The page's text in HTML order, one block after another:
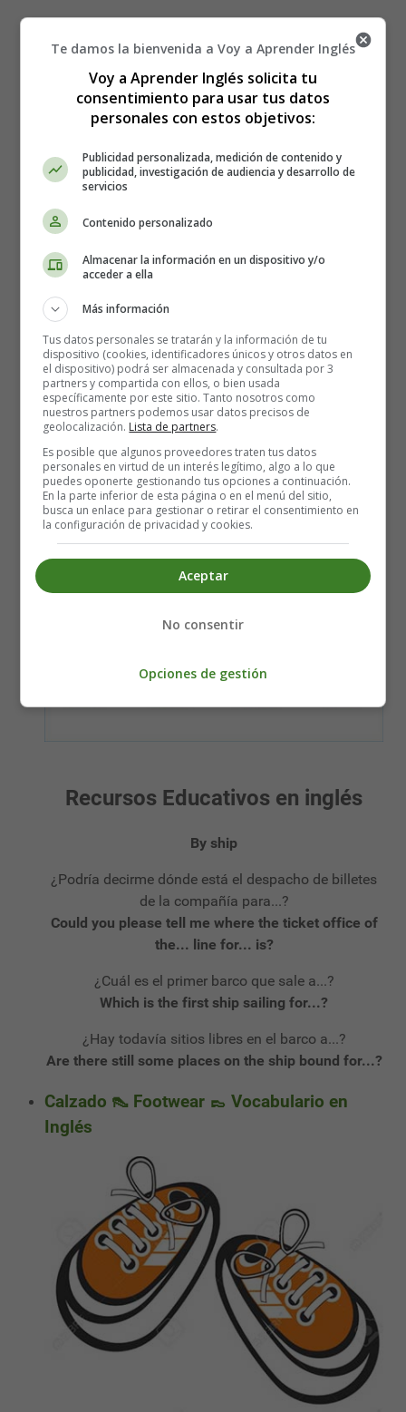
Recursos Educativos en inglés
By public transport
¿Me podría decir dónde hay una estación de metro?
¿Podría indicarme dónde hay una parada del tranvía
Could you please tell me where the stop of tram
I have to go to... street.
By ship - Vocabulario en Inglés - English
Vocabulary
Recursos Educativos en inglés
By ship
¿Podría decirme dónde está el despacho de billetes
de la compañía para...?
Could you please tell me where the ticket office of
the... line for... is?
¿Cuál es el primer barco que sale a...?
Which is the first ship sailing for...?
¿Hay todavía sitios libres en el barco a...?
Are there still some places on the ship bound for...?
Calzado 👠 Footwear 👞 Vocabulario en
Inglés
Te damos la bienvenida a Voy a Aprender Inglés
Voy a Aprender Inglés solicita tu
consentimiento para usar tus datos
personales con estos objetivos:
Publicidad personalizada, medición de contenido y
publicidad, investigación de audiencia y desarrollo de
servicios
Contenido personalizado
Almacenar la información en un dispositivo y/o
acceder a ella
Más información
Tus datos personales se tratarán y la información de tu
dispositivo (cookies, identificadores únicos y otros datos en
el dispositivo) podrá ser almacenada y consultada por 3
partners y compartida con ellos, o bien usada
específicamente por este sitio. Tanto nosotros como
nuestros partners podemos usar datos precisos de
geolocalización. Lista de partners.
Es posible que algunos proveedores traten tus datos
personales en virtud de un interés legítimo, algo a lo que
puedes oponerte gestionando tus opciones a continuación.
En la parte inferior de esta página o en el menú del sitio,
busca un enlace para gestionar o retirar el consentimiento en
la configuración de privacidad y cookies.
Aceptar
No consentir
Opciones de gestión